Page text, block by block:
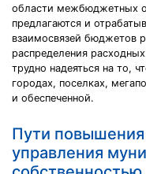
области межбюджетных
предлагаются и
взаимосвязей бюджетов
распределения
трудно надеяться на то,
городах, поселках,
и обеспеченной.
Пути
управления